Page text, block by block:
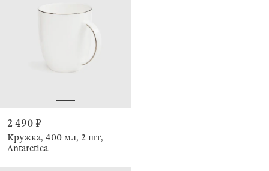
2 490 ₽
Кружка, 400 мл, 2 шт,
Antarctica